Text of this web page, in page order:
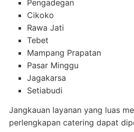
Pengadegan
Cikoko
Rawa Jati
Tebet
Mampang Prapatan
Pasar Minggu
Jagakarsa
Setiabudi
Jangkauan layanan yang luas
perlengkapan catering dapat